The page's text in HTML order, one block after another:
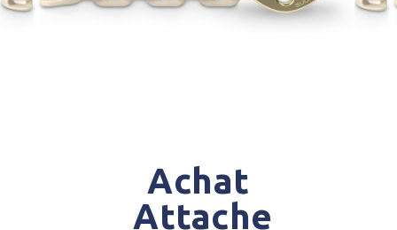
Achat
Attache